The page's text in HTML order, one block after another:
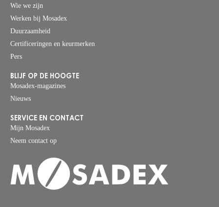
Wie we zijn
Werken bij Mosadex
Duurzaamheid
Certificeringen en keurmerken
Pers
BLIJF OP DE HOOGTE
Mosadex-magazines
Nieuws
SERVICE EN CONTACT
Mijn Mosadex
Neem contact op